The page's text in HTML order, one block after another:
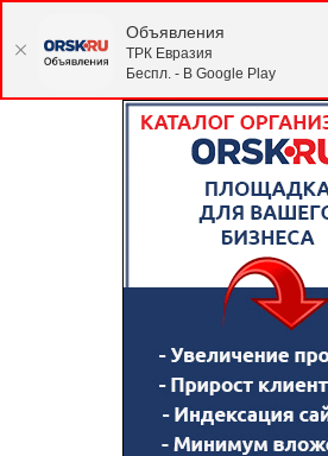
Объявления
ТРК Евразия
Беспл. - В Google Play